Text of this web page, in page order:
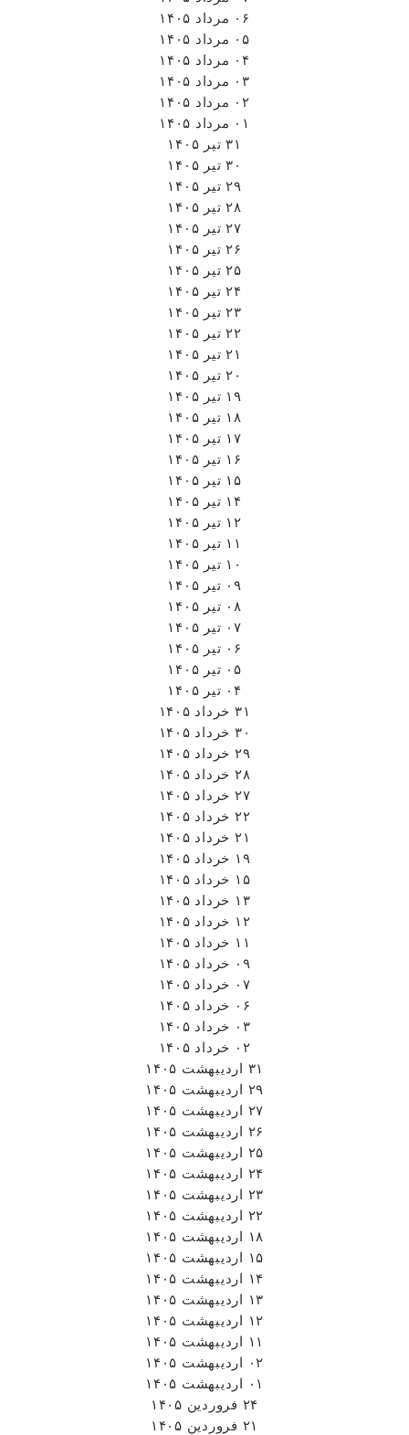
۰۶ مرداد ۱۴۰۵
۰۵ مرداد ۱۴۰۵
۰۴ مرداد ۱۴۰۵
۰۳ مرداد ۱۴۰۵
۰۲ مرداد ۱۴۰۵
۰۱ مرداد ۱۴۰۵
۳۱ تیر ۱۴۰۵
۳۰ تیر ۱۴۰۵
۲۹ تیر ۱۴۰۵
۲۸ تیر ۱۴۰۵
۲۷ تیر ۱۴۰۵
۲۶ تیر ۱۴۰۵
۲۵ تیر ۱۴۰۵
۲۴ تیر ۱۴۰۵
۲۳ تیر ۱۴۰۵
۲۲ تیر ۱۴۰۵
۲۱ تیر ۱۴۰۵
۲۰ تیر ۱۴۰۵
۱۹ تیر ۱۴۰۵
۱۸ تیر ۱۴۰۵
۱۷ تیر ۱۴۰۵
۱۶ تیر ۱۴۰۵
۱۵ تیر ۱۴۰۵
۱۴ تیر ۱۴۰۵
۱۲ تیر ۱۴۰۵
۱۱ تیر ۱۴۰۵
۱۰ تیر ۱۴۰۵
۰۹ تیر ۱۴۰۵
۰۸ تیر ۱۴۰۵
۰۷ تیر ۱۴۰۵
۰۶ تیر ۱۴۰۵
۰۵ تیر ۱۴۰۵
۰۴ تیر ۱۴۰۵
۳۱ خرداد ۱۴۰۵
۳۰ خرداد ۱۴۰۵
۲۹ خرداد ۱۴۰۵
۲۸ خرداد ۱۴۰۵
۲۷ خرداد ۱۴۰۵
۲۲ خرداد ۱۴۰۵
۲۱ خرداد ۱۴۰۵
۱۹ خرداد ۱۴۰۵
۱۵ خرداد ۱۴۰۵
۱۳ خرداد ۱۴۰۵
۱۲ خرداد ۱۴۰۵
۱۱ خرداد ۱۴۰۵
۰۹ خرداد ۱۴۰۵
۰۷ خرداد ۱۴۰۵
۰۶ خرداد ۱۴۰۵
۰۳ خرداد ۱۴۰۵
۰۲ خرداد ۱۴۰۵
۳۱ اردیبهشت ۱۴۰۵
۲۹ اردیبهشت ۱۴۰۵
۲۷ اردیبهشت ۱۴۰۵
۲۶ اردیبهشت ۱۴۰۵
۲۵ اردیبهشت ۱۴۰۵
۲۴ اردیبهشت ۱۴۰۵
۲۳ اردیبهشت ۱۴۰۵
۲۲ اردیبهشت ۱۴۰۵
۱۸ اردیبهشت ۱۴۰۵
۱۵ اردیبهشت ۱۴۰۵
۱۴ اردیبهشت ۱۴۰۵
۱۳ اردیبهشت ۱۴۰۵
۱۲ اردیبهشت ۱۴۰۵
۱۱ اردیبهشت ۱۴۰۵
۰۲ اردیبهشت ۱۴۰۵
۰۱ اردیبهشت ۱۴۰۵
۲۴ فروردین ۱۴۰۵
۲۱ فروردین ۱۴۰۵